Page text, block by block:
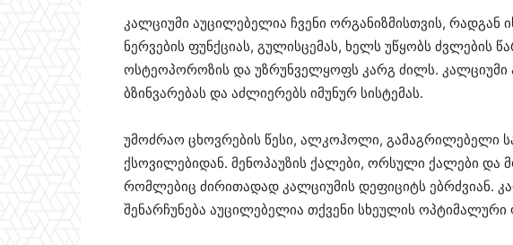
კალციუმი აუცილებელია ჩვენი ორგანიზმისთვის, რადგან
ნერვების ფუნქციას, გულისცემას, ხელს უწყობს ძვლების
ოსტეოპოროზის და უზრუნველყოფს კარგ ძილს. კალციუმი
ბზინვარებას და აძლიერებს იმუნურ სისტემას.
უმოძრაო ცხოვრების წესი, ალკოჰოლი, გამაგრილებელი
ქსოვილებიდან. მენოპაუზის ქალები, ორსული ქალები და
რომლებიც ძირითადად კალციუმის დეფიციტს ებრძვიან.
შენარჩუნება აუცილებელია თქვენი სხეულის ოპტიმალური